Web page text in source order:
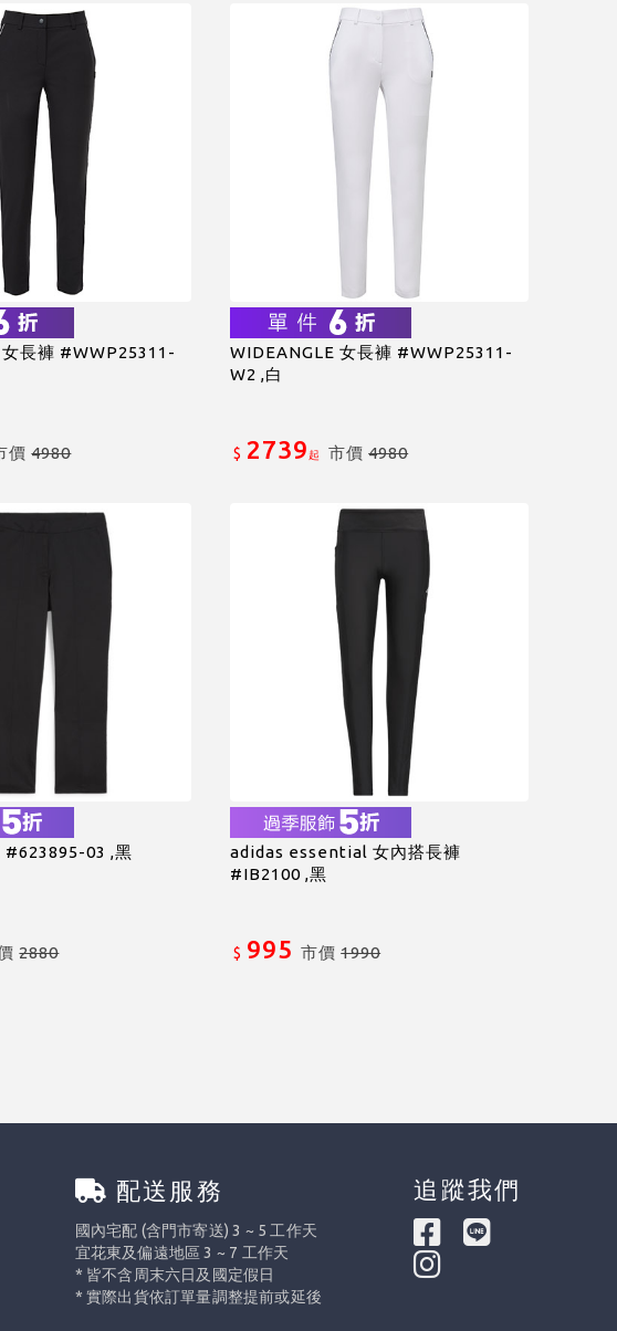
長褲 #WWP25311-
價4980
WIDEANGLE 女長褲 #WWP25311-
W2 ,白
$ 2739起 市價4980
#623895-03 ,黑
2880
adidas essential 女內搭長褲
#IB2100 ,黑
$ 995 市價1990
配送服務
國內宅配 (含門市寄送) 3 ~ 5 工作天
宜花東及偏遠地區 3 ~ 7 工作天
* 皆不含周末六日及國定假日
* 實際出貨依訂單量調整提前或延後
追蹤我們